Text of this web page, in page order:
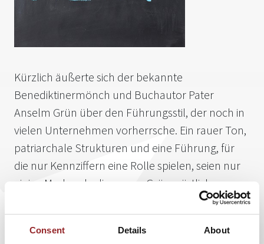
Consent Details About
Kürzlich äußerte sich der bekannte
Benediktinermönch und Buchautor Pater
Anselm Grün über den Führungsstil, der noch in
vielen Unternehmen vorherrsche. Ein rauer Ton,
patriarchale Strukturen und eine Führung, für
die nur Kennziffern eine Rolle spielen, seien nur
einige Merkmale dieser - so Grün wörtlich -
„Unkultur“. „Es gibt natürlich Topmanager, die
menschlich führen. Doch oft wird der Mensch
ausgepresst und zum Sklaven von Zahlen